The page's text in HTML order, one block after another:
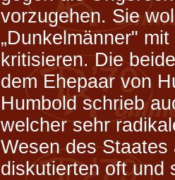
vorzugehen. Sie
„Dunkelmänner"
kritisieren. Die
dem Ehepaar von
Humbold schrieb
welcher sehr
Wesen des
diskutierten oft und